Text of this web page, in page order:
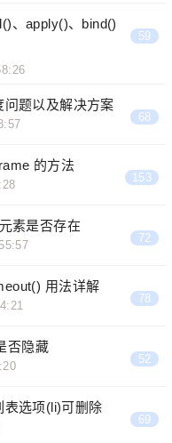
、apply()、bind()
59
题以及解决方案
68
的方法
153
素是否存在
72
用法详解
78
否隐藏
52
选项(li)可删除
69